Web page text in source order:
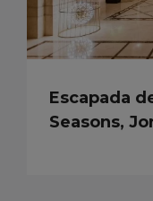
Escapada
Seasons,